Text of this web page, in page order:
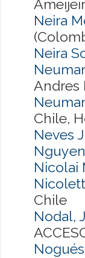
Neira
Neira
Andres
Chile,
Neves
Nicolai
Chile
Nodal,
Nogués